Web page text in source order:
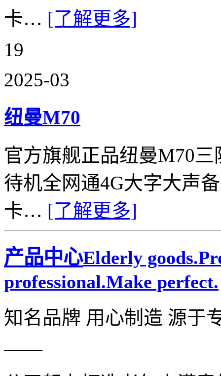
卡… [了解更多]
19
2025-03
纽曼M70
官方旗舰正品纽曼M70
待机全网通4G大字大声
卡… [了解更多]
产品中心Elderly
professional.Make perfect.
知名品牌 用心制造 源于
——